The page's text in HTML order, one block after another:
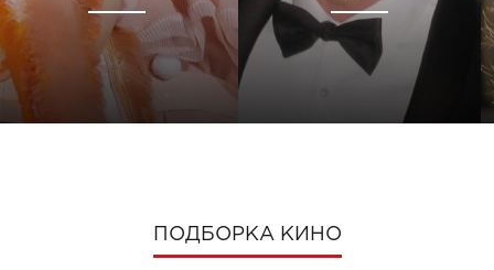
ПОДБОРКА КИНО